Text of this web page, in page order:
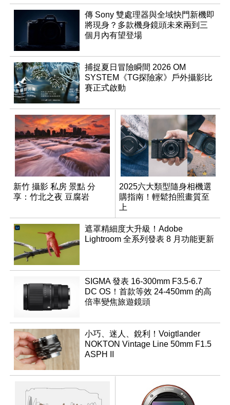
傳 Sony 雙處理器與全域快門新機即
將現身？多款機身鏡頭未來兩到三
個月內有望登場
捕捉夏日冒險瞬間 2026 OM
SYSTEM《TG探險家》戶外攝影比
賽正式啟動
新竹 攝影 私房 景點 分
享：竹北之夜 豆腐岩
2025六大類型隨身相機選
購指南！輕鬆拍照畫質至
上
遮罩精細度大升級！Adobe
Lightroom 全系列發表 8 月功能更新
SIGMA 發表 16-300mm F3.5-6.7
DC OS！首款等效 24-450mm 的高
倍率變焦旅遊鏡頭
小巧、迷人、銳利！Voigtlander
NOKTON Vintage Line 50mm F1.5
ASPH II